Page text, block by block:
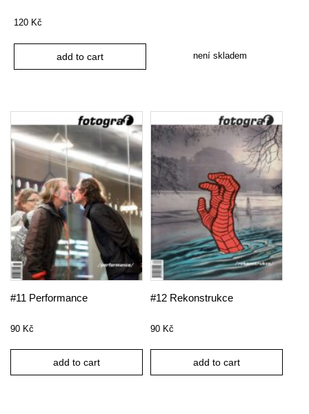
120 Kč
add to cart není skladem
#11 Performance
90 Kč
add to cart
#12 Rekonstrukce
90 Kč
add to cart